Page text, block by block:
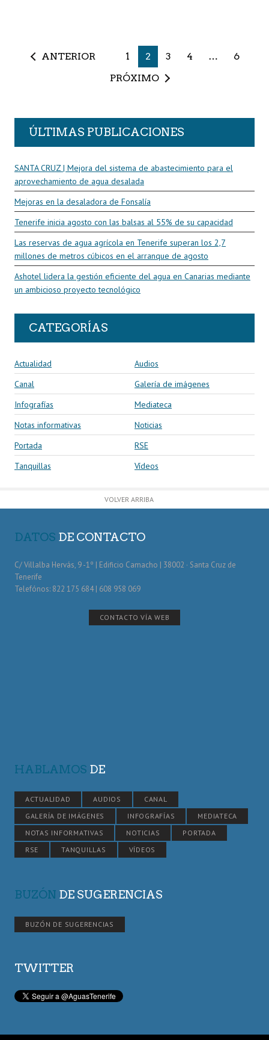
ANTERIOR 1 2 3 4 …
6
PRÓXIMO
ÚLTIMAS PUBLICACIONES
SANTA CRUZ | Mejora del sistema de abastecimiento para el
aprovechamiento de agua desalada
Mejoras en la desaladora de Fonsalía
Tenerife inicia agosto con las balsas al 55% de su capacidad
Las reservas de agua agrícola en Tenerife superan los 2,7
millones de metros cúbicos en el arranque de agosto
Ashotel lidera la gestión eficiente del agua en Canarias mediante
un ambicioso proyecto tecnológico
CATEGORÍAS
Actualidad
Audios
Canal
Galería de imágenes
Infografías
Mediateca
Notas informativas
Noticias
Portada
RSE
Tanquillas
Vídeos
VOLVER ARRIBA
DATOS DE CONTACTO
C/ Villalba Hervás, 9 -1º | Edificio Camacho | 38002 · Santa Cruz de
Tenerife
Telefónos: 822 175 684 | 608 958 069
CONTACTO VÍA WEB
HABLAMOS DE
ACTUALIDAD AUDIOS
CANAL
GALERÍA DE IMÁGENES
INFOGRAFÍAS
MEDIATECA
NOTAS INFORMATIVAS
NOTICIAS
PORTADA
RSE
TANQUILLAS VÍDEOS
BUZÓN DE SUGERENCIAS
BUZÓN DE SUGERENCIAS
TWITTER